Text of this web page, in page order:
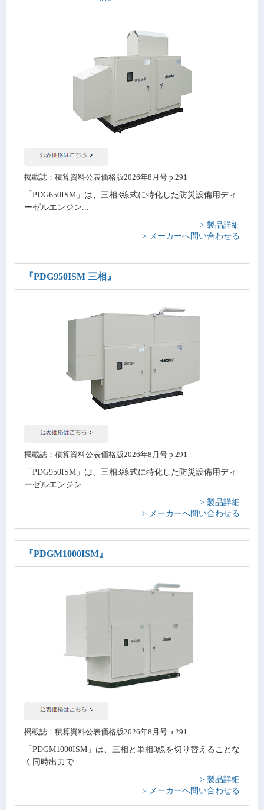
掲載誌：積算資料公表価格版2026年8月号 p.291
「PDG650ISM」は、三相3線式に特化した防災設備用ディ
ーゼルエンジン...
> 製品詳細
> メーカーへ問い合わせる
『PDG950ISM 三相』
掲載誌：積算資料公表価格版2026年8月号 p.291
「PDG950ISM」は、三相3線式に特化した防災設備用ディ
ーゼルエンジン...
> 製品詳細
> メーカーへ問い合わせる
『PDGM1000ISM』
掲載誌：積算資料公表価格版2026年8月号 p.291
「PDGM1000ISM」は、三相と単相3線を切り替えることな
く同時出力で...
> 製品詳細
> メーカーへ問い合わせる